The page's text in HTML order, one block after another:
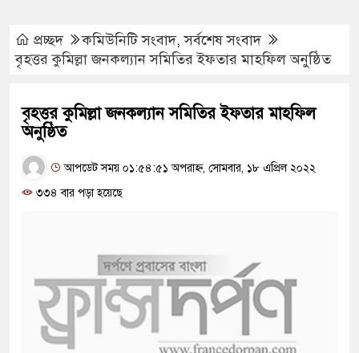
প্রচ্ছদ কমিউনিটি সংবাদ,সর্বশেষ সংবাদ
বৃহত্তর কুমিল্লা জনকল্যান সমিতির ইফতার মাহফিল অনুষ্ঠিত
বৃহত্তর কুমিল্লা জনকল্যান সমিতির ইফতার মাহফিল
অনুষ্ঠিত
আপডেট সময় ০১:৫৪:৫১ অপরাহ্ন, সোমবার, ১৮ এপ্রিল ২০২২
৩৩৪ বার পড়া হয়েছে